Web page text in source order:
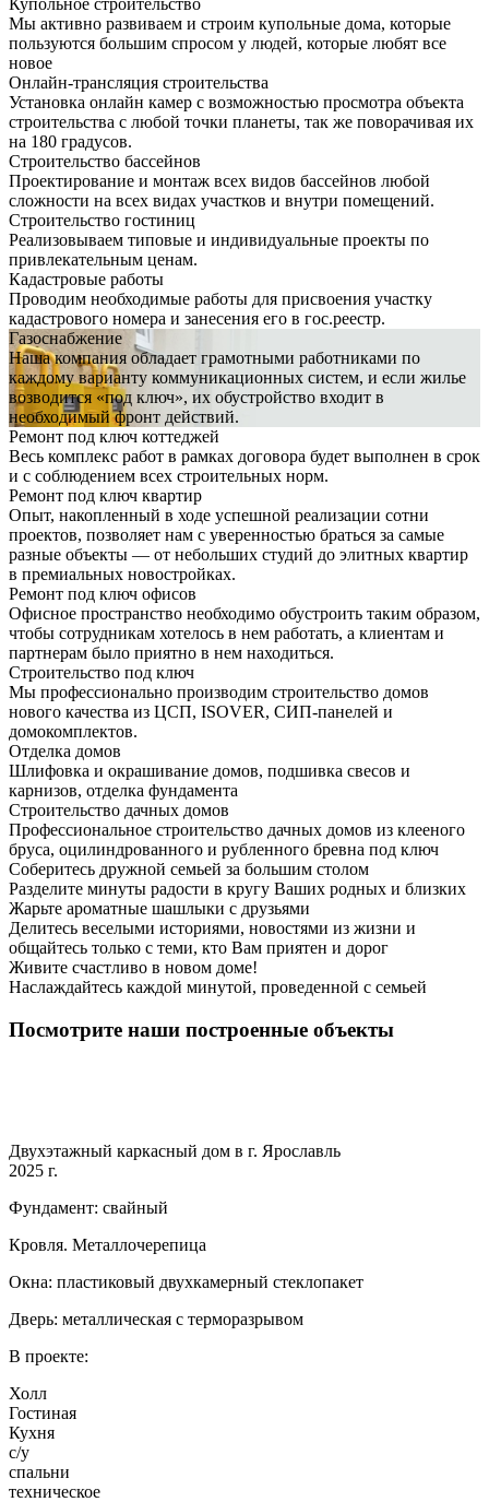
Купольное строительство
Мы активно развиваем и строим купольные дома, которые
пользуются большим спросом у людей, которые любят все
новое
Онлайн-трансляция строительства
Установка онлайн камер с возможностью просмотра объекта
строительства с любой точки планеты, так же поворачивая их
на 180 градусов.
Строительство бассейнов
Проектирование и монтаж всех видов бассейнов любой
сложности на всех видах участков и внутри помещений.
Строительство гостиниц
Реализовываем типовые и индивидуальные проекты по
привлекательным ценам.
Кадастровые работы
Проводим необходимые работы для присвоения участку
кадастрового номера и занесения его в гос.реестр.
Газоснабжение
Наша компания обладает грамотными работниками по
каждому варианту коммуникационных систем, и если жилье
возводится «под ключ», их обустройство входит в
необходимый фронт действий.
Ремонт под ключ коттеджей
Весь комплекс работ в рамках договора будет выполнен в срок
и с соблюдением всех строительных норм.
Ремонт под ключ квартир
Опыт, накопленный в ходе успешной реализации сотни
проектов, позволяет нам с уверенностью браться за самые
разные объекты — от небольших студий до элитных квартир
в премиальных новостройках.
Ремонт под ключ офисов
Офисное пространство необходимо обустроить таким образом,
чтобы сотрудникам хотелось в нем работать, а клиентам и
партнерам было приятно в нем находиться.
Строительство под ключ
Мы профессионально производим строительство домов
нового качества из ЦСП, ISOVER, СИП-панелей и
домокомплектов.
Отделка домов
Шлифовка и окрашивание домов, подшивка свесов и
карнизов, отделка фундамента
Строительство дачных домов
Профессиональное строительство дачных домов из клееного
бруса, оцилиндрованного и рубленного бревна под ключ
Соберитесь дружной семьей за большим столом
Разделите минуты радости в кругу Ваших родных и близких
Жарьте ароматные шашлыки с друзьями
Делитесь веселыми историями, новостями из жизни и
общайтесь только с теми, кто Вам приятен и дорог
Живите счастливо в новом доме!
Наслаждайтесь каждой минутой, проведенной с семьей
Посмотрите наши построенные объекты
Двухэтажный каркасный дом в г. Ярославль
2025 г.
Фундамент: свайный
Кровля. Металлочерепица
Окна: пластиковый двухкамерный стеклопакет
Дверь: металлическая с терморазрывом
В проекте:
Холл
Гостиная
Кухня
с/у
спальни
техническое